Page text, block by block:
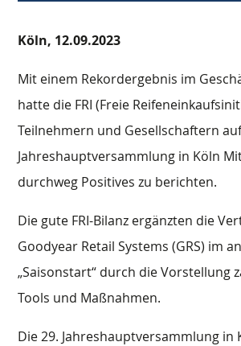
Köln, 12.09.2023
Mit einem Rekordergebnis im
hatte die FRI (Freie
Teilnehmern und Gesellschaftern
Jahreshauptversammlung in Köln
durchweg Positives zu berichten.
Die gute FRI-Bilanz ergänzten die
Goodyear Retail Systems (GRS) im
„Saisonstart“ durch die Vorstellung
Tools und Maßnahmen.
Die 29. Jahreshauptversammlung in